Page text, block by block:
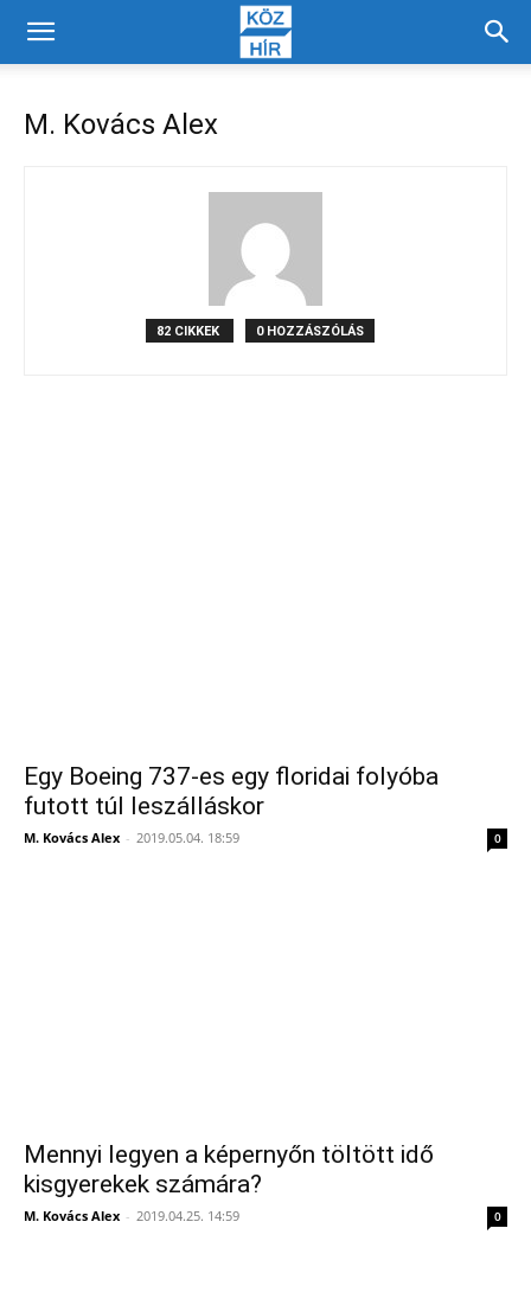
M. Kovács Alex
82 CIKKEK 0 HOZZÁSZÓLÁS
Egy Boeing 737-es egy floridai folyóba
futott túl leszálláskor
M. Kovács Alex - 2019.05.04. 18:59 0
Mennyi legyen a képernyőn töltött idő
kisgyerekek számára?
M. Kovács Alex - 2019.04.25. 14:59 0